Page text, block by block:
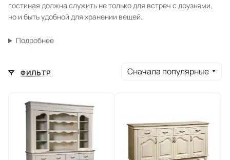
гостиная должна служить не только для встреч с друзьями,
но и быть удобной для хранении вещей.
Подробнее
ФИЛЬТР Сначала популярные